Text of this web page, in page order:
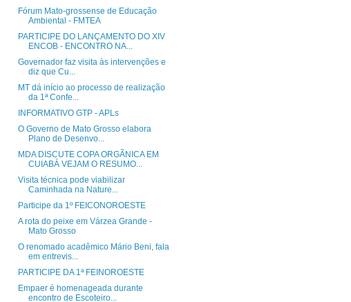
Fórum Mato-grossense de Educação
Ambiental - FMTEA
PARTICIPE DO LANÇAMENTO DO XIV
ENCOB - ENCONTRO NA...
Governador faz visita às intervenções e
diz que Cu...
MT dá início ao processo de realização
da 1ª Confe...
INFORMATIVO GTP - APLs
O Governo de Mato Grosso elabora
Plano de Desenvo...
MDA DISCUTE COPA ORGÃNICA EM
CUIABÁ VEJAM O RESUMO...
Visita técnica pode viabilizar
Caminhada na Nature...
Participe da 1º FEICONOROESTE
A rota do peixe em Várzea Grande -
Mato Grosso
O renomado acadêmico Mário Beni, fala
em entrevis...
PARTICIPE DA 1ª FEINOROESTE
Empaer é homenageada durante
encontro de Escoteiro...